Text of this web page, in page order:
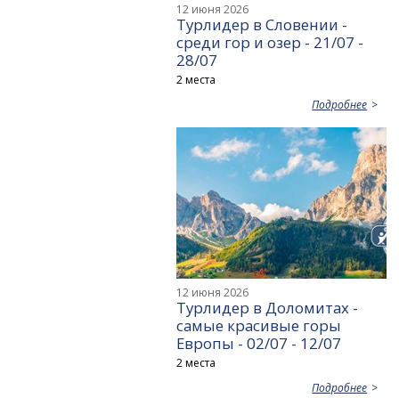
12 июня 2026
Турлидер в Словении -
среди гор и озер - 21/07 -
28/07
2 места
Подробнее
12 июня 2026
Турлидер в Доломитах -
самые красивые горы
Европы - 02/07 - 12/07
2 места
Подробнее